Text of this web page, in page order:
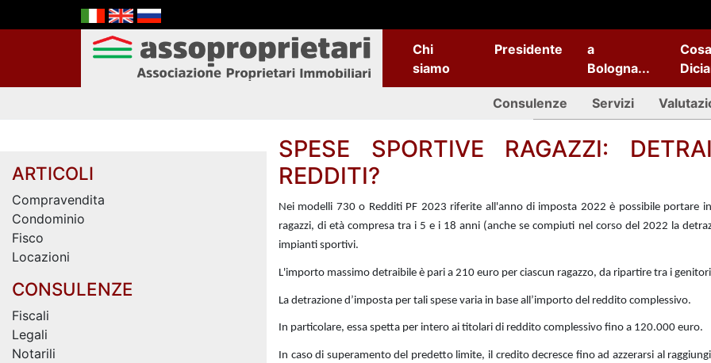
Chi
siamo
Presidente
a
Bologna...
Cosa
Consulenze Servizi
ARTICOLI
Compravendita
Condominio
Fisco
Locazioni
CONSULENZE
Fiscali
Legali
Notarili
SPESE SPORTIVE RAGAZZI:
REDDITI?
Nei modelli 730 o Redditi PF 2023 riferite all'anno di imposta 2022 è possibile portare
ragazzi, di età compresa tra i 5 e i 18 anni (anche se compiuti nel corso del 2022 la
impianti sportivi.
L'importo massimo detraibile è pari a 210 euro per ciascun ragazzo, da ripartire tra i
La detrazione d’imposta per tali spese varia in base all’importo del reddito complessivo.
In particolare, essa spetta per intero ai titolari di reddito complessivo fino a 120.000 euro.
In caso di superamento del predetto limite, il credito decresce fino ad azzerarsi al